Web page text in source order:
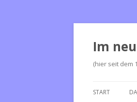
Im
(hier seit dem
START